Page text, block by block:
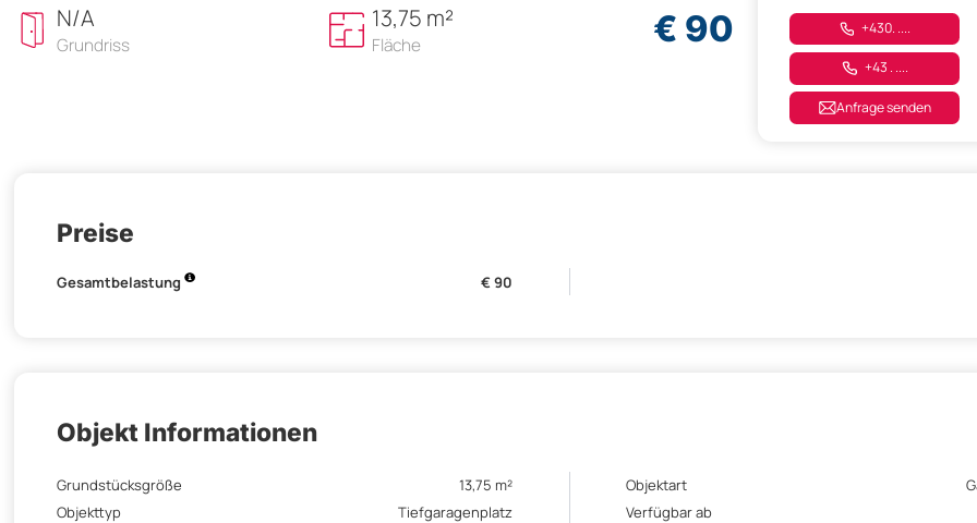
N/A
Grundriss
13,75 m²
Fläche € 90 +430. ....
+43 . ....
Anfrage senden
Preise
Gesamtbelastung € 90
Objekt Informationen
Grundstücksgröße 13,75 m² Objektart
Objekttyp
Tiefgaragenplatz Verfügbar ab